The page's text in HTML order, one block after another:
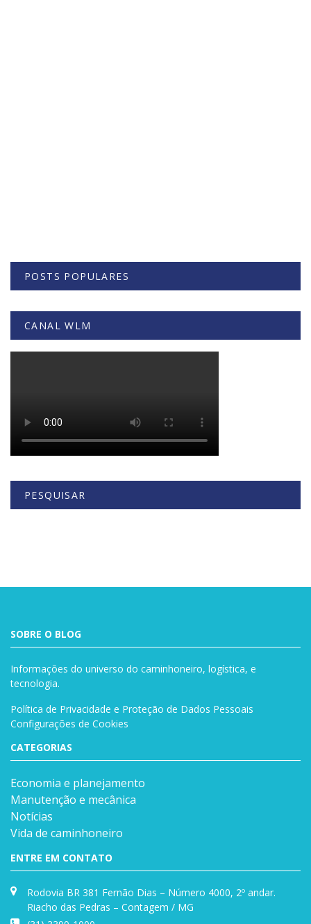
POSTS POPULARES
CANAL WLM
PESQUISAR
SOBRE O BLOG
Informações do universo do caminhoneiro, logística, e
tecnologia.
Política de Privacidade e Proteção de Dados Pessoais
Configurações de Cookies
CATEGORIAS
Economia e planejamento
Manutenção e mecânica
Notícias
Vida de caminhoneiro
ENTRE EM CONTATO
Rodovia BR 381 Fernão Dias – Número 4000, 2º andar.
Riacho das Pedras – Contagem / MG